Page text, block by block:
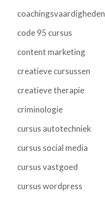
coachingsvaardigheden
code 95 cursus
content marketing
creatieve cursussen
creatieve therapie
criminologie
cursus autotechniek
cursus social media
cursus vastgoed
cursus wordpress